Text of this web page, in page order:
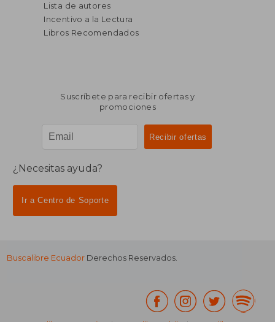
Lista de autores
Incentivo a la Lectura
Libros Recomendados
Suscríbete para recibir ofertas y
promociones
¿Necesitas ayuda?
Ir a Centro de Soporte
Buscalibre Ecuador Derechos Reservados.